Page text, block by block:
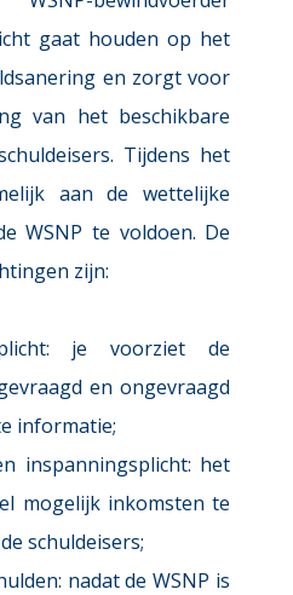
gaat houden op het
en zorgt voor
van het beschikbare
Tijdens het
aan de wettelijke
WSNP te voldoen. De
zijn:
je voorziet de
en ongevraagd
informatie;
inspanningsplicht: het
mogelijk inkomsten te
schuldeisers;
nadat de WSNP is